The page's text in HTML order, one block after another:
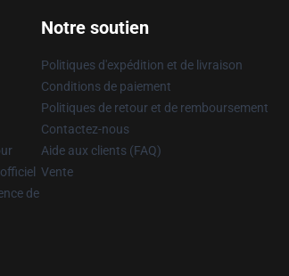
de
Notre soutien
Politiques d'expédition et de livraison
Conditions de paiement
Politiques de retour et de remboursement
Contactez-nous
Aide aux clients (FAQ)
Vente